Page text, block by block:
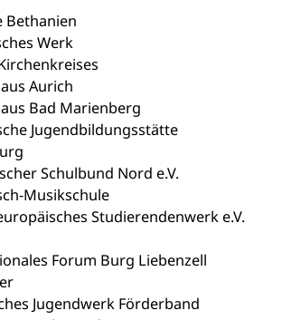
Bethanien
Werk
Aurich
Bad Marienberg
Jugendbildungsstätte
Schulbund Nord e.V.
Musikschule
Studierendenwerk e.V.
Forum Burg Liebenzell
Jugendwerk Förderband